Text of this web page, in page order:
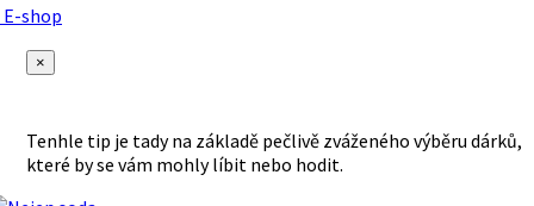
shop
×
Tenhle tip je tady na základě pečlivě zváženého výběru dárků,
které by se vám mohly líbit nebo hodit.